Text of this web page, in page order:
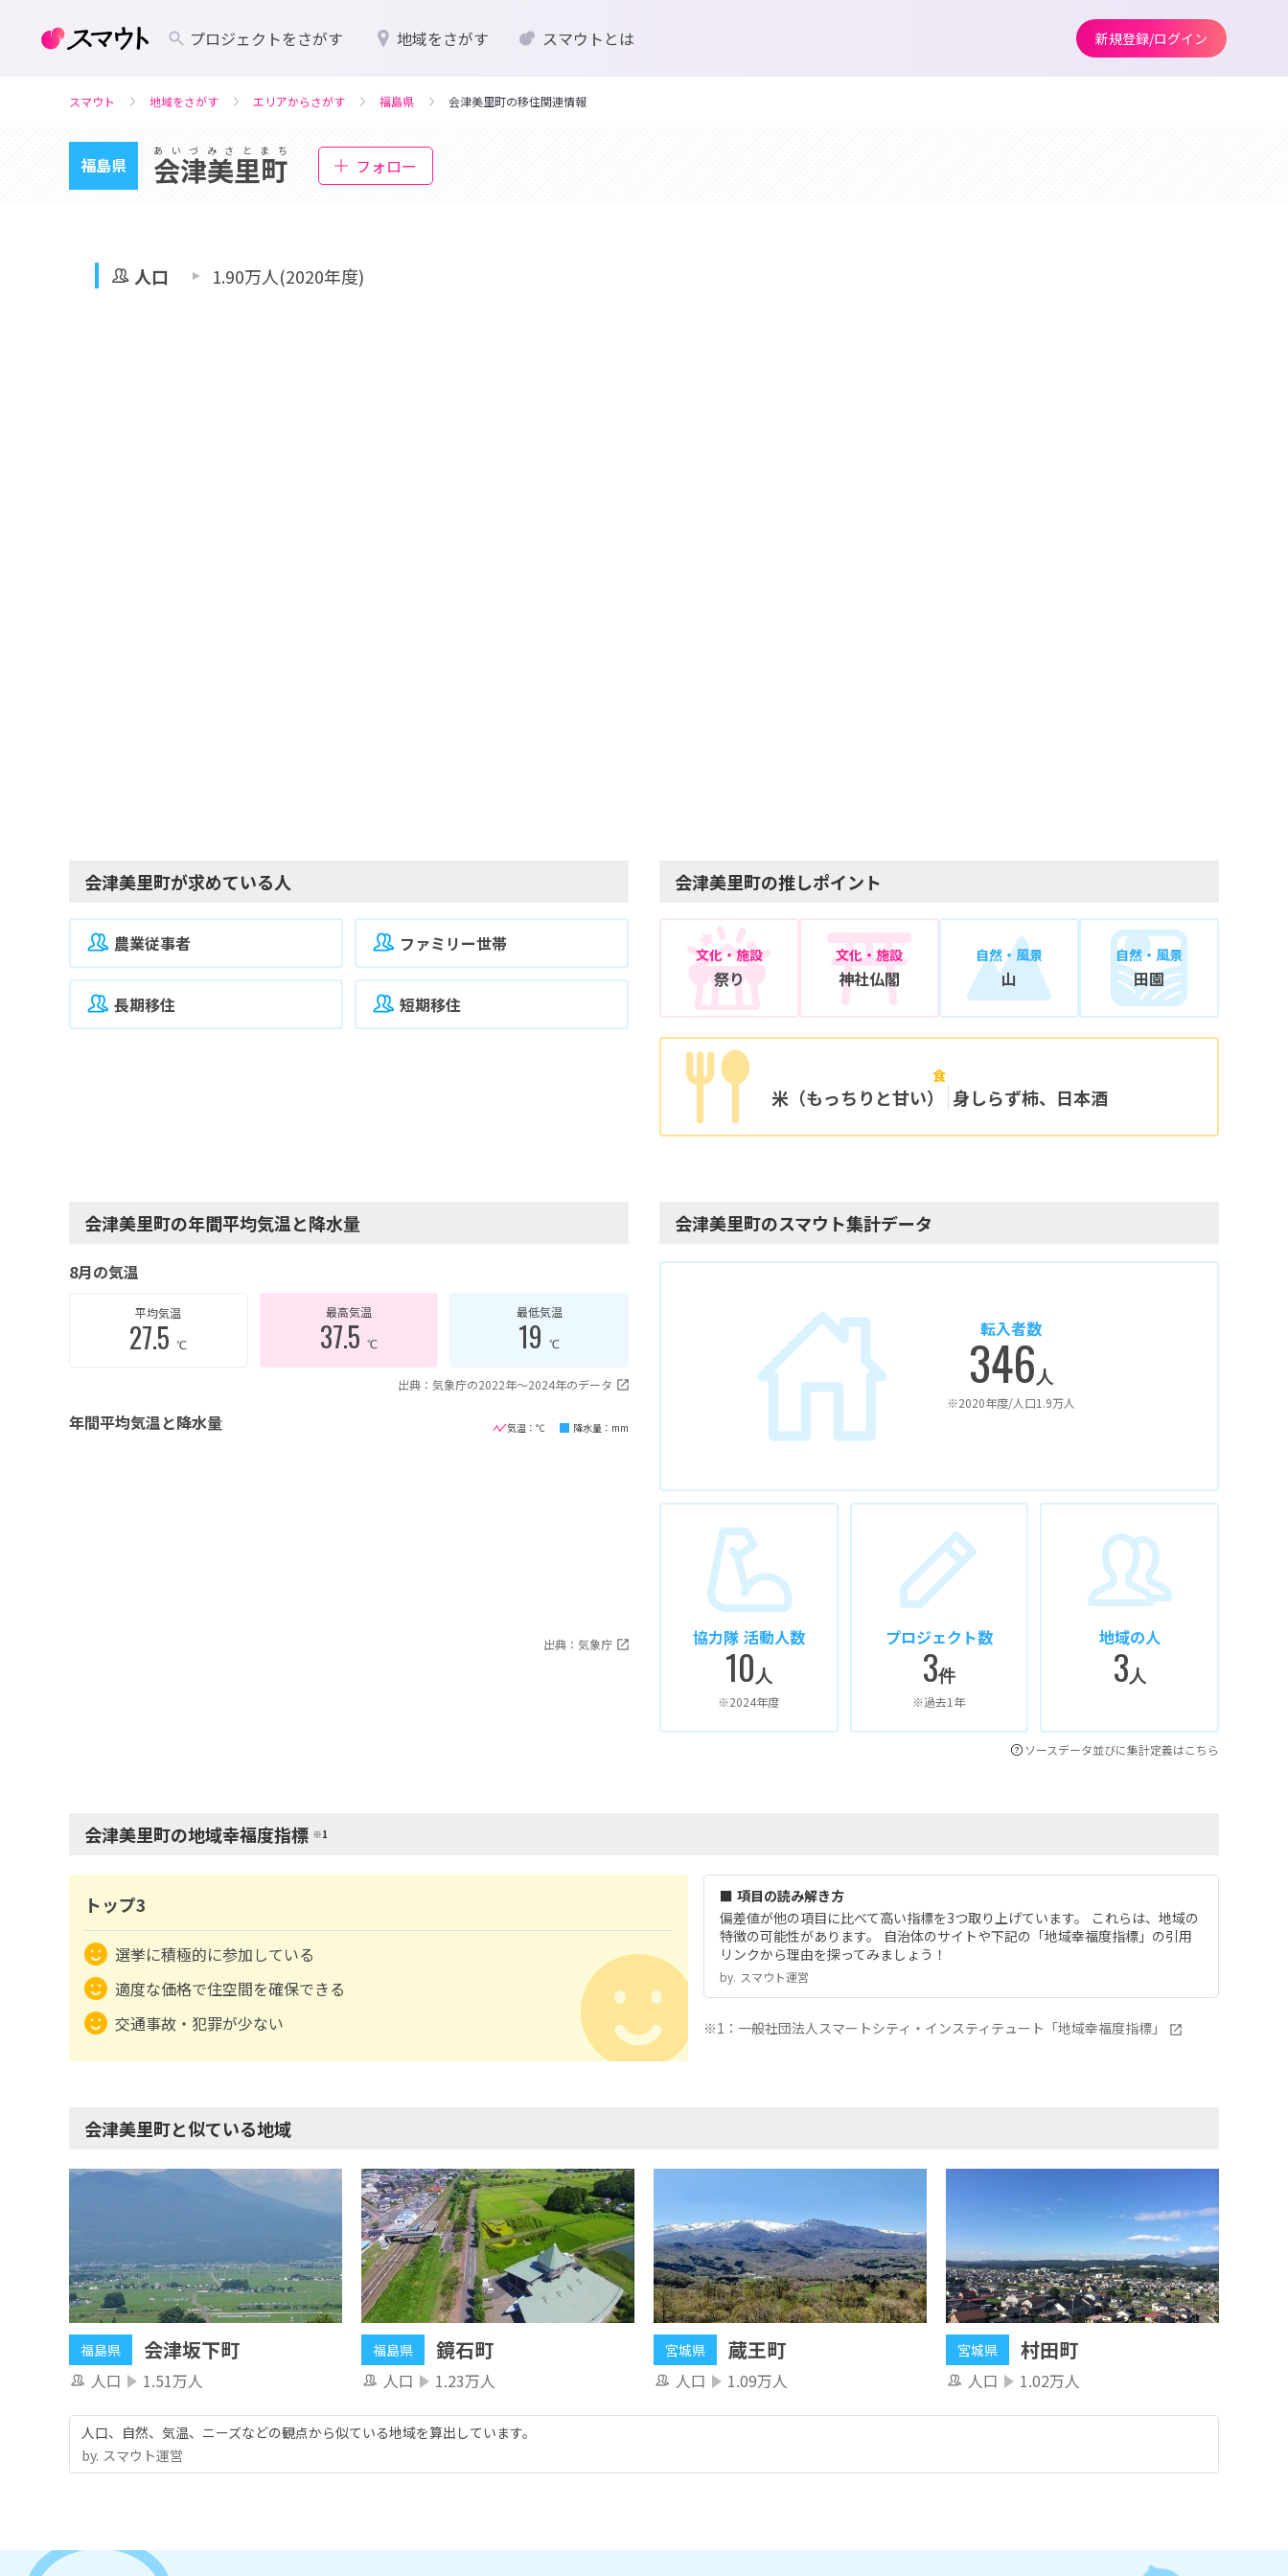
プロジェクトをさがす 地域をさがす スマウトとは 新規登録/ログイン
スマウト 地域をさがす エリアからさがす 福島県 会津美里町の移住関連情報
福島県
あいづみさとまち
会津美里町 フォロー
人口 1.90万人(2020年度)
会津美里町が求めている人
農業従事者 ファミリー世帯
長期移住 短期移住
会津美里町の推しポイント
文化・施設
祭り
文化・施設
神社仏閣
自然・風景
山
自然・風景
田園
食
米（もっちりと甘い） 身しらず柿、日本酒
会津美里町の年間平均気温と降水量
8月の気温
平均気温
27.5℃
最高気温
37.5 ℃
最低気温
19℃
出典：気象庁の2022年〜2024年のデータ
年間平均気温と降水量 気温：℃ 降水量：mm
出典：気象庁
会津美里町のスマウト集計データ
転入者数
346人
※2020年度/人口1.9万人
協力隊 活動人数
10人
※2024年度
プロジェクト数
3件
※過去1年
地域の人
3人
ソースデータ並びに集計定義はこちら
会津美里町の地域幸福度指標 ※1
トップ3
選挙に積極的に参加している
適度な価格で住空間を確保できる
交通事故・犯罪が少ない
■ 項目の読み解き方
偏差値が他の項目に比べて高い指標を3つ取り上げています。 これらは、地域の
特徴の可能性があります。 自治体のサイトや下記の「地域幸福度指標」の引用
リンクから理由を探ってみましょう！
by.︎ スマウト運営
※1：一般社団法人スマートシティ・インスティテュート「地域幸福度指標」
会津美里町と似ている地域
福島県 会津坂下町
人口 1.51万人
福島県 鏡石町
人口 1.23万人
宮城県 蔵王町
人口 1.09万人
宮城県 村田町
人口 1.02万人
人口、自然、気温、ニーズなどの観点から似ている地域を算出しています。
by.︎ スマウト運営